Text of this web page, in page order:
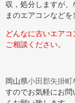
収，処分しますが
まのエアコンなどを
どんなに古いエア
ご相談ください。
岡山県小田郡矢掛町
すのでお気軽にお